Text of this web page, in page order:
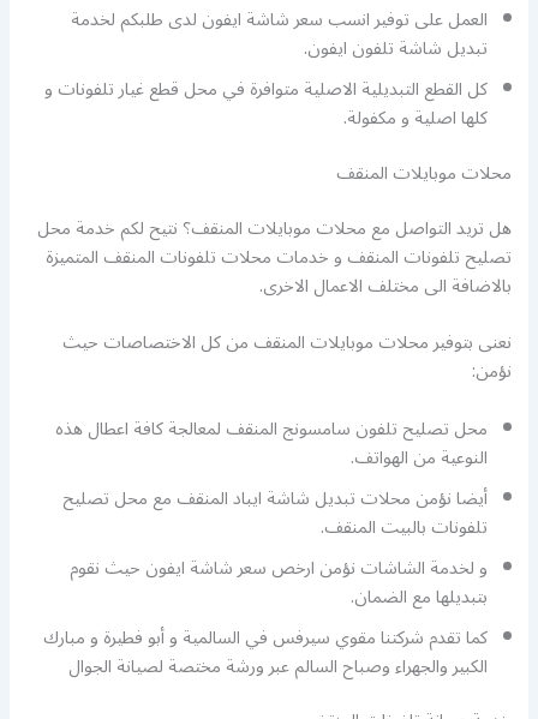
العمل على توفير انسب سعر شاشة ايفون لدى طلبكم لخدمة
تبديل شاشة تلفون ايفون.
كل القطع التبديلية الاصلية متوافرة في محل قطع غيار تلفونات و
كلها اصلية و مكفولة.
محلات موبايلات المنقف
هل تريد التواصل مع محلات موبايلات المنقف؟ نتيح لكم خدمة محل
تصليح تلفونات المنقف و خدمات محلات تلفونات المنقف المتميزة
بالاضافة الى مختلف الاعمال الاخرى.
نعنى بتوفير محلات موبايلات المنقف من كل الاختصاصات حيث
نؤمن:
محل تصليح تلفون سامسونج المنقف لمعالجة كافة اعطال هذه
النوعية من الهواتف.
أيضا نؤمن محلات تبديل شاشة ايباد المنقف مع محل تصليح
تلفونات بالبيت المنقف.
و لخدمة الشاشات نؤمن ارخص سعر شاشة ايفون حيث نقوم
بتبديلها مع الضمان.
كما تقدم شركتنا مقوي سيرفس في السالمية و أبو فطيرة و مبارك
الكبير والجهراء وصباح السالم عبر ورشة مختصة لصيانة الجوال